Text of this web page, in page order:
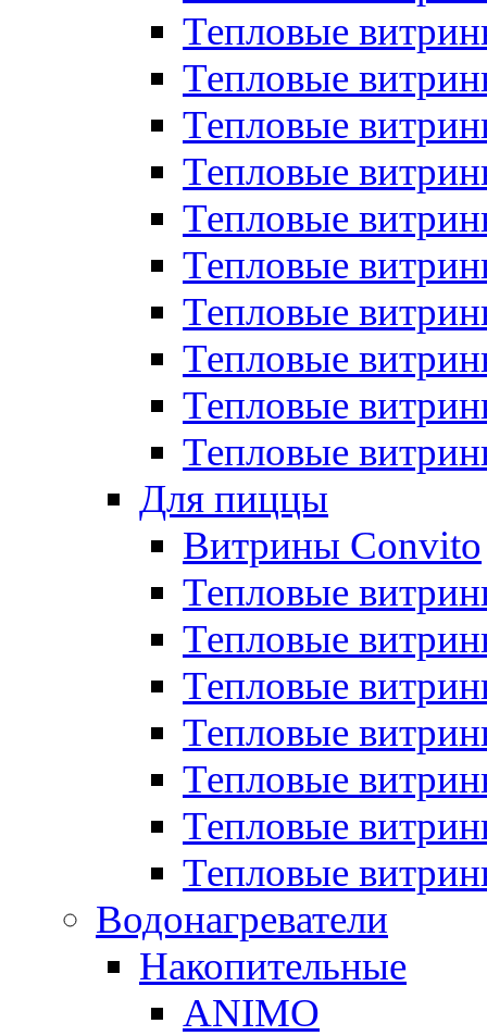
Тепловые
Тепловые
Тепловые
Тепловые
Тепловые
Тепловые
Тепловые
Тепловые
Тепловые
Тепловые
Для пиццы
Витрины Convito
Тепловые
Тепловые
Тепловые
Тепловые
Тепловые
Тепловые
Тепловые
Водонагреватели
Накопительные
ANIMO